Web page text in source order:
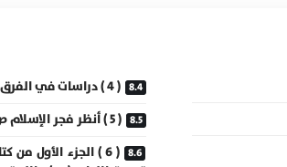
( 4 ) دراسات في الفرق والعقائد ص 25 .
( 5 ) أنظر فجر الإسلام ص 234 .
( 6 ) الجزء الأول من